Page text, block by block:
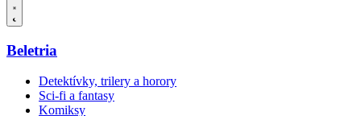
Beletria
Detektívky, trilery a horory
Sci-fi a fantasy
Komiksy